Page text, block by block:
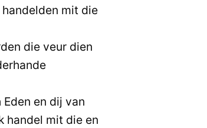
mit die
die veur dien
en dij van
handel mit die en